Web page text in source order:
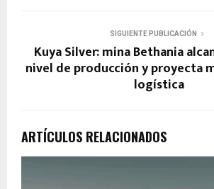
SIGUIENTE PUBLICACIÓN
Kuya Silver: mina Bethania
nivel de producción y proyecta
logística
ARTÍCULOS RELACIONADOS